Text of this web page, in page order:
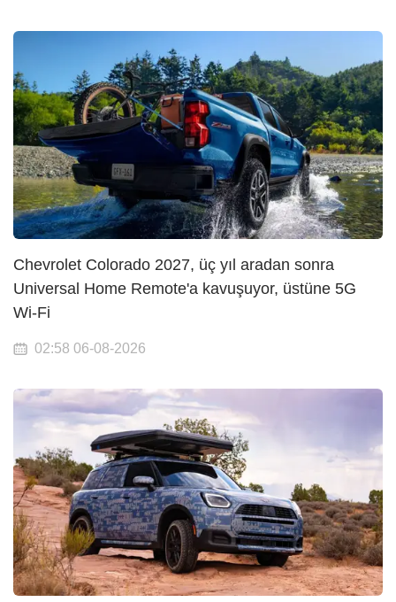
Chevrolet Colorado 2027, üç yıl aradan sonra
Universal Home Remote'a kavuşuyor, üstüne 5G
Wi-Fi
02:58 06-08-2026